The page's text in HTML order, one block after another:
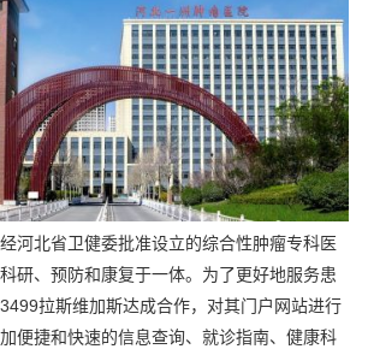
河北省卫健委批准设立的综合性肿瘤专科医
研、预防和康复于一体。为了更好地服务患
拉斯维加斯达成合作，对其门户网站进行
便捷和快速的信息查询、就诊指南、健康科